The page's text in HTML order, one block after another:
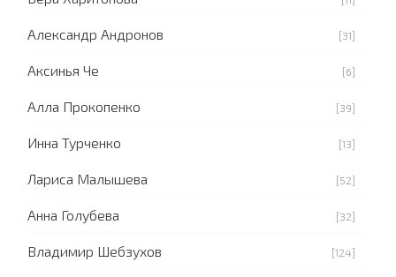
Александр Андронов [31]
Аксинья Че [6]
Алла Прокопенко [39]
Инна Турченко [13]
Лариса Малышева [52]
Анна Голубева [32]
Владимир Шебзухов [124]